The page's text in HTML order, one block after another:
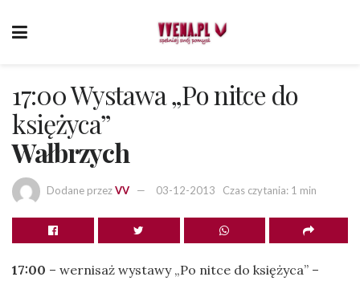
17:00 Wystawa „Po nitce do
księżyca”
Wałbrzych
Dodane przezVV 03-12-2013 Czas czytania: 1 min
17:00 – wernisaż wystawy „Po nitce do księżyca” –